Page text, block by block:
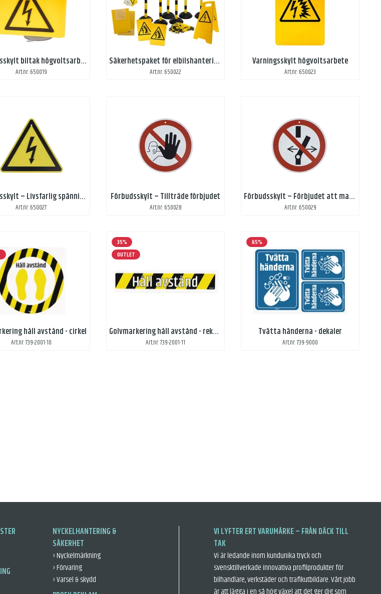
Varningsskylt biltak högvoltsarbete
Art.nr: 650019
Säkerhetspaket för elbilshantering, ekonomi
Art.nr: 650022
Varningsskylt högvoltsarbete
Art.nr: 650023
Varningsskylt – Livsfarlig spänning
Art.nr: 650027
Förbudsskylt – Tillträde förbjudet
Art.nr: 650028
Förbudsskylt – Förbjudet att manövrera brytaren
Art.nr: 650029
håll avstånd - cirkel
Art.nr: 739-2001-10
35%
OUTLET
Golvmarkering håll avstånd - rektangulär
Art.nr: 739-2001-11
65%
Tvätta händerna - dekaler
Art.nr: 739-9000
NYCKELHANTERING &
SÄKERHET
› Nyckelmärkning
› Förvaring
› Varsel & skydd
VI LYFTER ERT VARUMÄRKE – FRÅN DÄCK TILL
TAK
Vi är ledande inom kundunika tryck och
svensktillverkade innovativa profilprodukter för
bilhandlare, verkstäder och trafikutbildare. Vårt jobb